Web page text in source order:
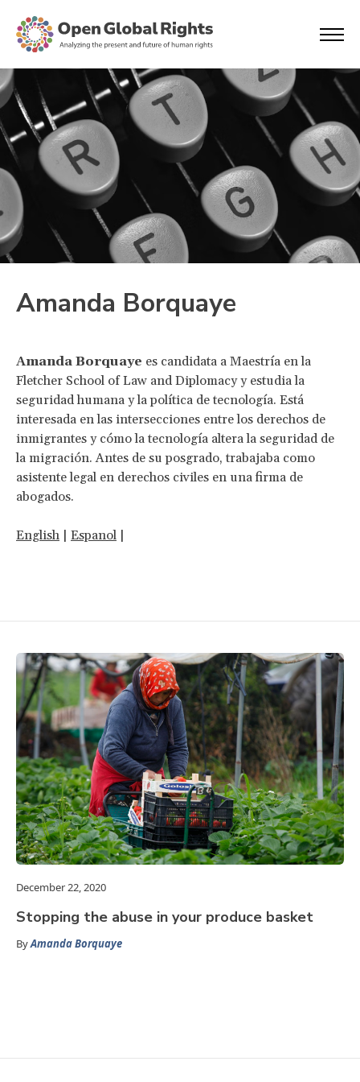
Amanda Borquaye
Amanda Borquaye es candidata a Maestría en la
Fletcher School of Law and Diplomacy y estudia la
seguridad humana y la política de tecnología. Está
interesada en las intersecciones entre los derechos de
inmigrantes y cómo la tecnología altera la seguridad de
la migración. Antes de su posgrado, trabajaba como
asistente legal en derechos civiles en una firma de
abogados.
English | Espanol |
December 22, 2020
Stopping the abuse in your produce basket
ByAmanda Borquaye